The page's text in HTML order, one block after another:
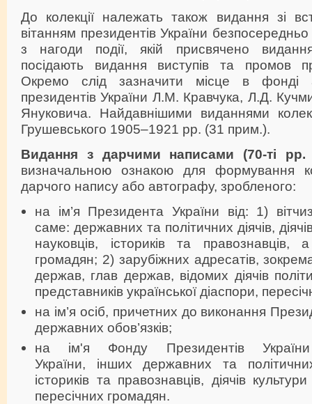
До колекції належать також видання зі
вітанням президентів України
з нагоди події, якій присвячено
посідають видання виступів та промов
Окремо слід зазначити місце в фонді
президентів України Л.М. Кравчука, Л.Д.
Януковича. Найдавнішими виданнями
Грушевського 1905–1921 рр. (31 прим.).
Видання з дарчими написами (70-ті
визначальною ознакою для формування
дарчого напису або автографу, зробленого:
на ім’я Президента України від: 1)
саме: державних та політичних діячів,
науковців, істориків та правознавців,
громадян; 2) зарубіжних адресатів,
держав, глав держав, відомих діячів
представників української діаспори,
на ім’я осіб, причетних до виконання
державних обов’язків;
на ім'я Фонду Президентів України
України, інших державних та
істориків та правознавців, діячів
пересічних громадян.